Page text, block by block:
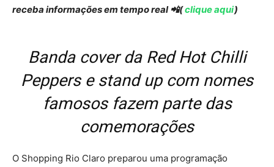
receba informações em tempo real 📲(clique aqui)
Banda cover da Red Hot Chilli
Peppers e stand up com nomes
famosos fazem parte das
comemorações
O Shopping Rio Claro preparou uma programação